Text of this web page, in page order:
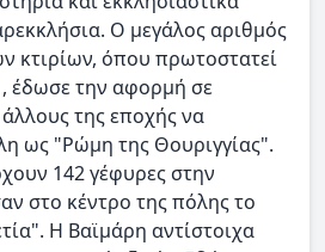
Ο μεγάλος αριθμός
κτιρίων, όπου πρωτοστατεί
έδωσε την αφορμή σε
της εποχής να
ως "Ρώμη της Θουριγγίας".
142 γέφυρες στην
στο κέντρο της πόλης το
Η Βαϊμάρη αντίστοιχα